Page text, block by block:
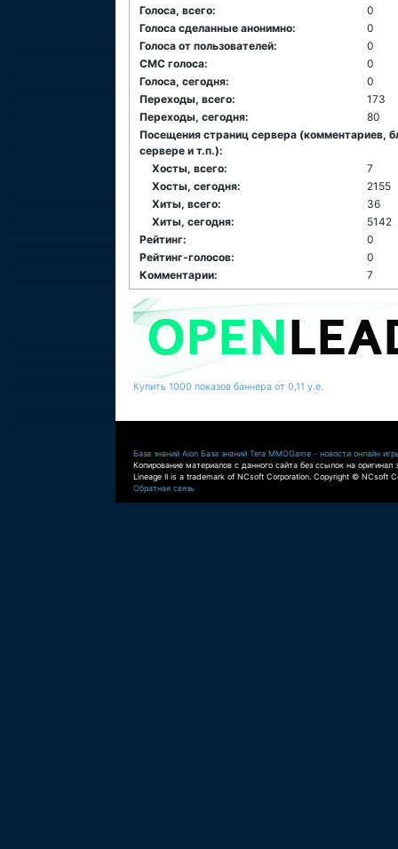
Голоса, всего:
0
Голоса сделанные анонимно:
0
Голоса от пользователей:
0
СМС голоса:
0
Голоса, сегодня:
0
Переходы, всего:
173
Переходы, сегодня:
80
Посещения страниц сервера (комментариев,
сервере и т.п.):
Хосты, всего:
7
Хосты, сегодня:
2155
Хиты, всего:
36
Хиты, сегодня:
5142
Рейтинг:
0
Рейтинг-голосов:
0
Комментарии:
7
Купить 1000 показов баннера от 0,11 у.е.
База знаний Aion База знаний Tera MMOGame - новости онлайн
Копирование материалов с данного сайта без ссылок на оригинал
Lineage II is a trademark of NCsoft Corporation. Copyright © NCsoft
Обратная связь